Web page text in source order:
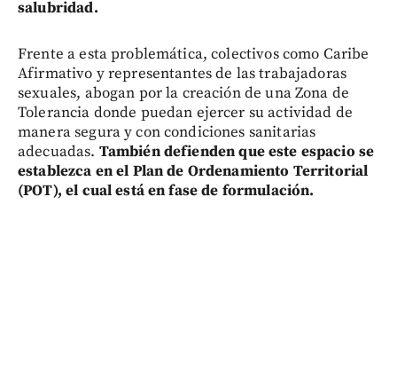
salubridad.
Frente a esta problemática, colectivos como Caribe
Afirmativo y representantes de las trabajadoras
sexuales, abogan por la creación de una Zona de
Tolerancia donde puedan ejercer su actividad de
manera segura y con condiciones sanitarias
adecuadas. También defienden que este espacio se
establezca en el Plan de Ordenamiento Territorial
(POT), el cual está en fase de formulación.